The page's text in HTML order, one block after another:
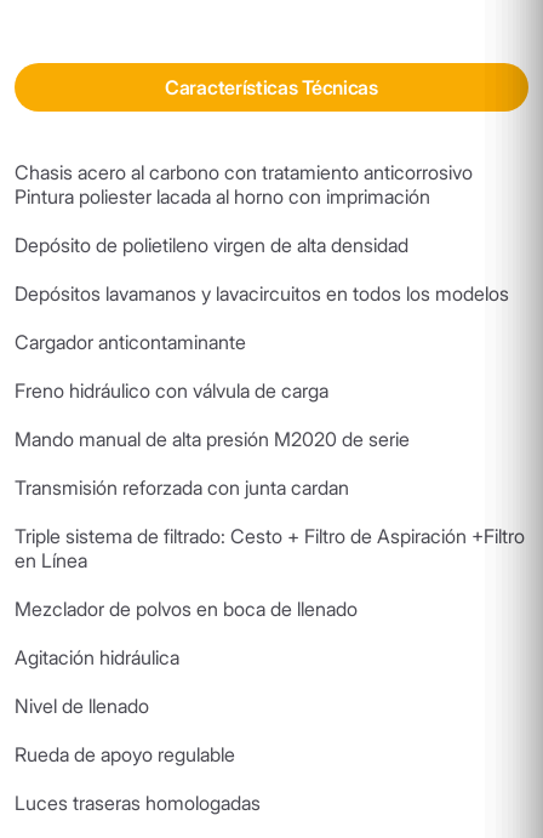
Características Técnicas
Chasis acero al carbono con tratamiento anticorrosivo
Pintura poliester lacada al horno con imprimación
Depósito de polietileno virgen de alta densidad
Depósitos lavamanos y lavacircuitos en todos los modelos
Cargador anticontaminante
Freno hidráulico con válvula de carga
Mando manual de alta presión M2020 de serie
Transmisión reforzada con junta cardan
Triple sistema de filtrado: Cesto + Filtro de Aspiración +Filtro
en Línea
Mezclador de polvos en boca de llenado
Agitación hidráulica
Nivel de llenado
Rueda de apoyo regulable
Luces traseras homologadas